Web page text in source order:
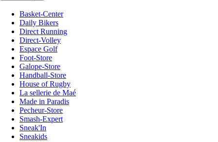
Basket-Center
Daily Bikers
Direct Running
Direct-Volley
Espace Golf
Foot-Store
Galope-Store
Handball-Store
House of Rugby
La sellerie de Maé
Made in Paradis
Pecheur-Store
Smash-Expert
Sneak'In
Sneakids